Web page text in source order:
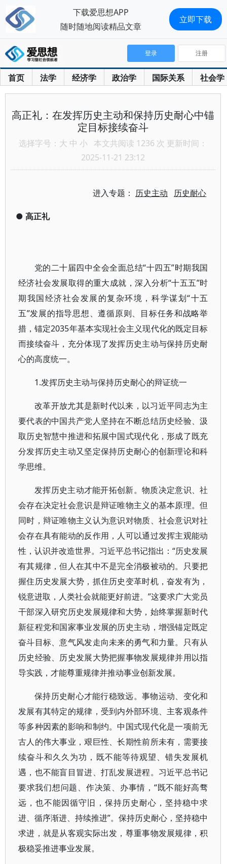
首页 法学 经济学 政治学 国际关系 社会学
登录 注册
高正礼：在发挥历史主动和保持历史耐心中锚
定目标接续奋斗
选择字号： 大 中 小 本文共阅读 1236 次 更新时间：
2025-11-21 23:12
进入专题： 历史主动 历史耐心
● 高正礼
党的二十届四中全会全面总结“十四五”时期我国
经济社会发展取得的重大成就，深入分析“十五五”时
期我国经济社会发展的复杂环境，科学谋划“十五
五”发展的指导思想、遵循原则、目标任务和战略举
措，锚定2035年基本实现社会主义现代化的既定目标
而接续奋斗，充分体现了发挥历史主动与保持历史耐
心的高度统一。
1.发挥历史主动与保持历史耐心的辩证统一
改革开放尤其是新时代以来，以习近平同志为主
要代表的中国共产党人坚持在不断总结历史经验、汲
取历史智慧中推进和拓展中国式现代化，形成了既充
分发挥历史主动又坚定保持历史耐心的创新理论和科
学思维。
发挥历史主动才能开拓创新。物质决定意识、社
会存在决定社会意识是辩证唯物主义的基本原理。但
同时，辩证唯物主义认为意识对物质、社会意识对社
会存在具有能动的反作用，人可以通过发挥主观能动
性，认识并改造世界。习近平总书记指出：“历史发展
有其规律，但人在其中不是完全消极被动的。只要把
握住历史发展大势，抓住历史变革时机，奋发有为，
锐意进取，人类社会就能更好前进。”这要求广大党员
干部深入研究历史发展规律和大势，始终掌握新时代
新征程党和国家事业发展的历史主动，增强锚定既定
奋斗目标、意气风发走向未来的勇气和力量。只有从
历史经验、历史发展大势把握事物发展规律并用以指
导实践，才能尊重规律并推动事业创新发展。
保持历史耐心才能行稳致远。事物运动、变化和
发展有其特定的规律，受到内外部环境、主客观条件
等多种因素的影响和制约。中国式现代化是一项前无
古人的伟大事业，艰巨性、长期性前所未有，需要接
续奋斗和久久为功，既不能等待观望、错失发展机
遇，也不能盲目冒进、打乱发展进程。习近平总书记
要求我们想问题、作决策、办事情，“既不能好高骛
远，也不能因循守旧，保持历史耐心，坚持稳中求
进、循序渐进、持续推进”。保持历史耐心，坚持稳中
求进，就是从客观实际出发，尊重事物发展规律，积
极稳妥推进事业发展。
下载爱思想APP
随时随地阅读精品文章
立即下载